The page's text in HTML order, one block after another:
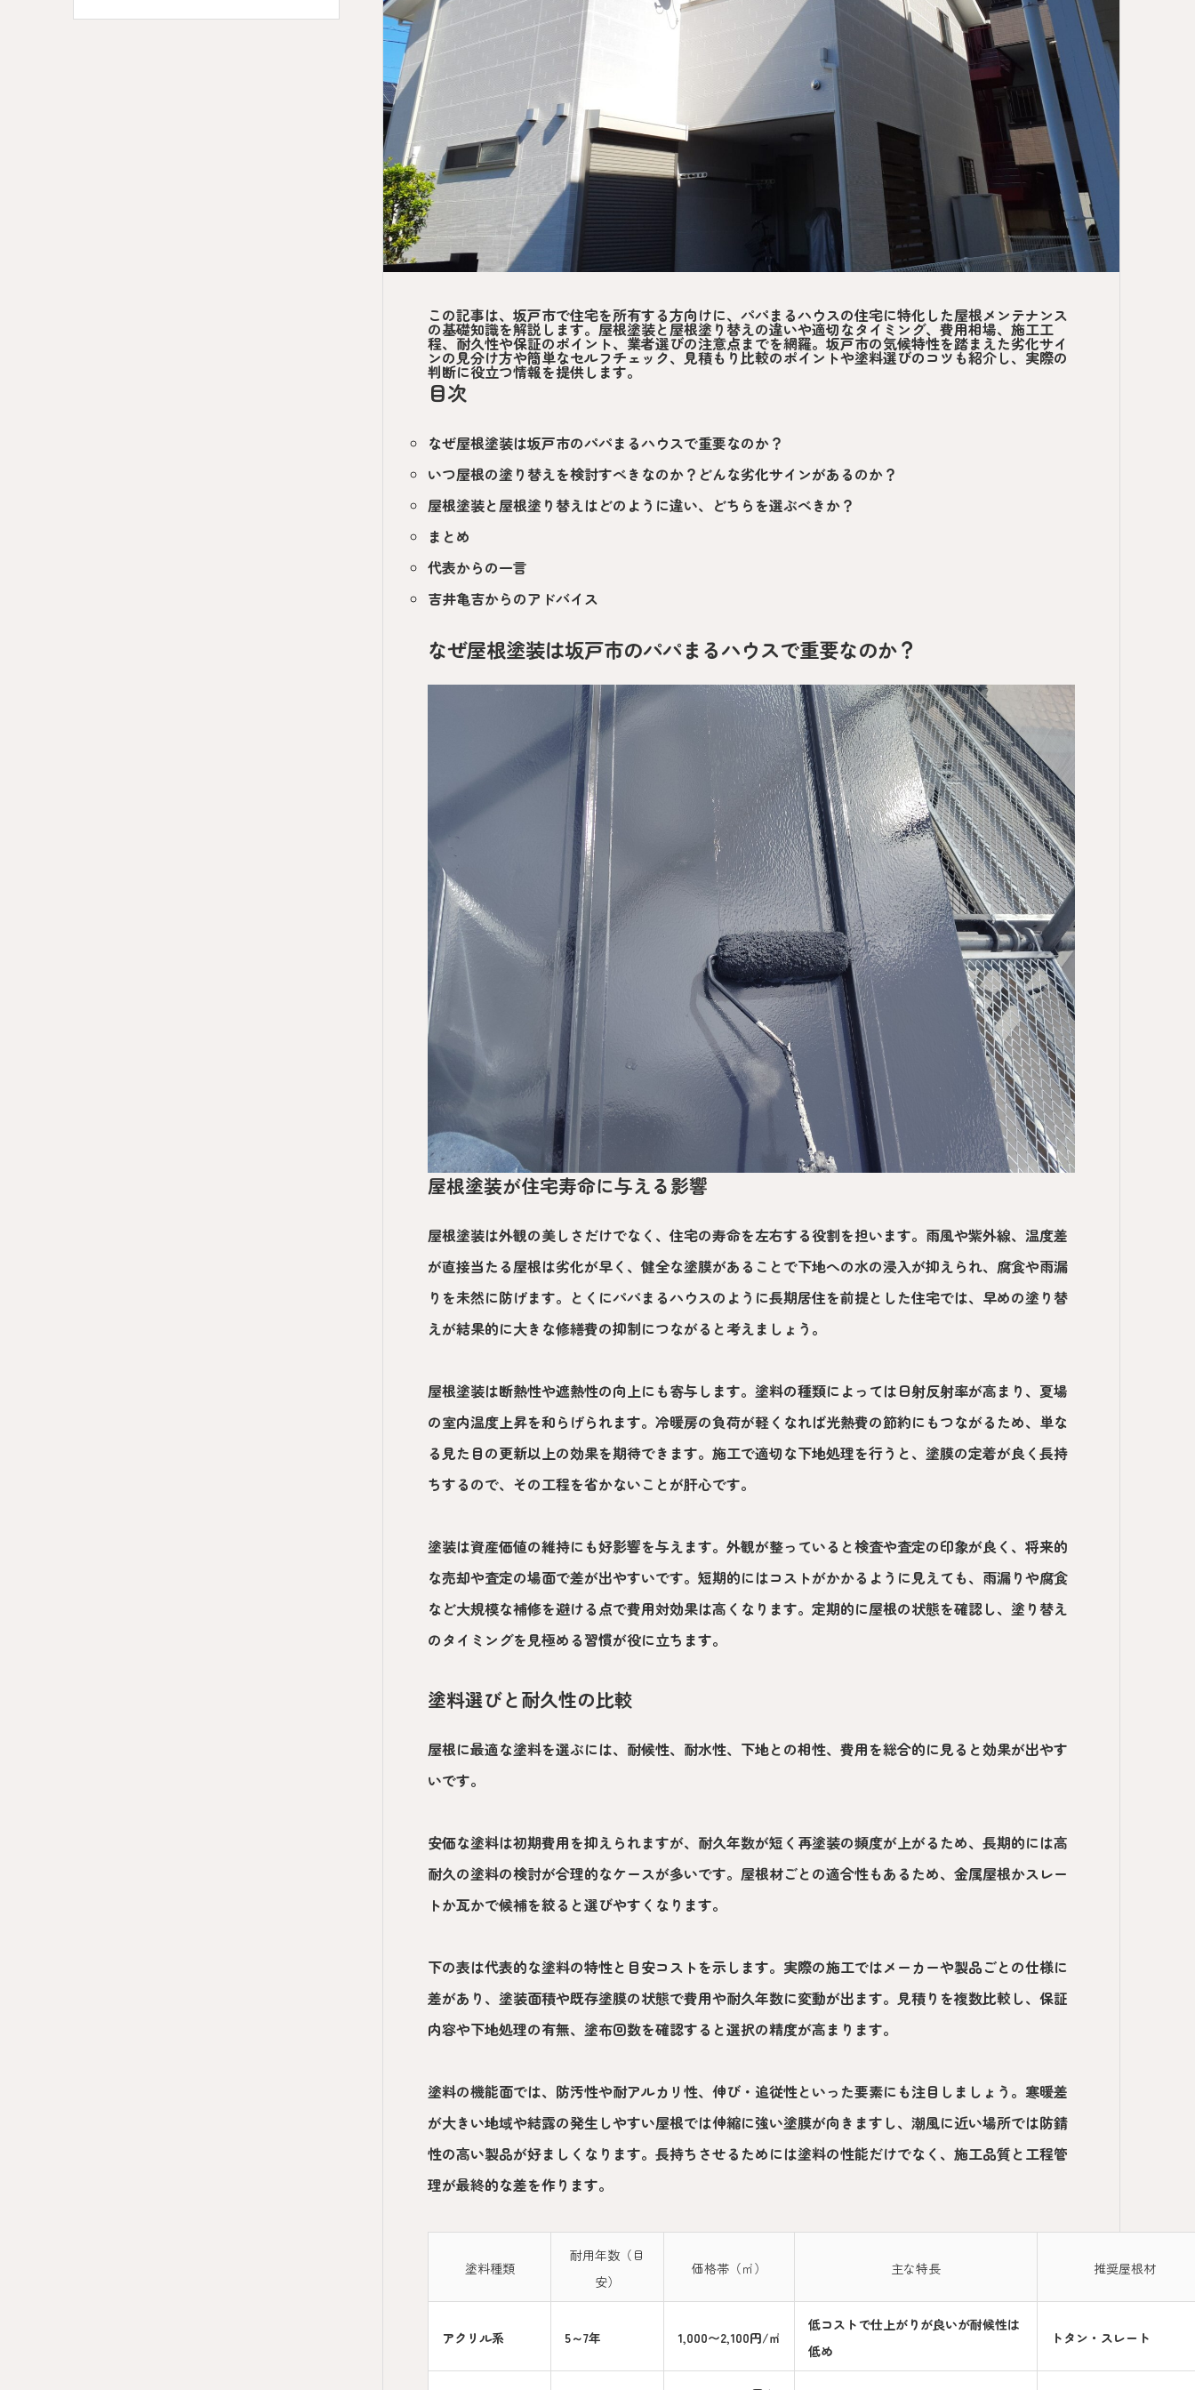
この記事は、坂戸市で住宅を所有する方向けに、パパまるハウスの住宅に特化した屋根メンテナンス
の基礎知識を解説します。屋根塗装と屋根塗り替えの違いや適切なタイミング、費用相場、施工工
程、耐久性や保証のポイント、業者選びの注意点までを網羅。坂戸市の気候特性を踏まえた劣化サイ
ンの見分け方や簡単なセルフチェック、見積もり比較のポイントや塗料選びのコツも紹介し、実際の
判断に役立つ情報を提供します。
目次
なぜ屋根塗装は坂戸市のパパまるハウスで重要なのか？
いつ屋根の塗り替えを検討すべきなのか？どんな劣化サインがあるのか？
屋根塗装と屋根塗り替えはどのように違い、どちらを選ぶべきか？
まとめ
代表からの一言
吉井亀吉からのアドバイス
なぜ屋根塗装は坂戸市のパパまるハウスで重要なのか？
屋根塗装が住宅寿命に与える影響
屋根塗装は外観の美しさだけでなく、住宅の寿命を左右する役割を担います。雨風や紫外線、温度差
が直接当たる屋根は劣化が早く、健全な塗膜があることで下地への水の浸入が抑えられ、腐食や雨漏
りを未然に防げます。とくにパパまるハウスのように長期居住を前提とした住宅では、早めの塗り替
えが結果的に大きな修繕費の抑制につながると考えましょう。
屋根塗装は断熱性や遮熱性の向上にも寄与します。塗料の種類によっては日射反射率が高まり、夏場
の室内温度上昇を和らげられます。冷暖房の負荷が軽くなれば光熱費の節約にもつながるため、単な
る見た目の更新以上の効果を期待できます。施工で適切な下地処理を行うと、塗膜の定着が良く長持
ちするので、その工程を省かないことが肝心です。
塗装は資産価値の維持にも好影響を与えます。外観が整っていると検査や査定の印象が良く、将来的
な売却や査定の場面で差が出やすいです。短期的にはコストがかかるように見えても、雨漏りや腐食
など大規模な補修を避ける点で費用対効果は高くなります。定期的に屋根の状態を確認し、塗り替え
のタイミングを見極める習慣が役に立ちます。
塗料選びと耐久性の比較
屋根に最適な塗料を選ぶには、耐候性、耐水性、下地との相性、費用を総合的に見ると効果が出やす
いです。
安価な塗料は初期費用を抑えられますが、耐久年数が短く再塗装の頻度が上がるため、長期的には高
耐久の塗料の検討が合理的なケースが多いです。屋根材ごとの適合性もあるため、金属屋根かスレー
トか瓦かで候補を絞ると選びやすくなります。
下の表は代表的な塗料の特性と目安コストを示します。実際の施工ではメーカーや製品ごとの仕様に
差があり、塗装面積や既存塗膜の状態で費用や耐久年数に変動が出ます。見積りを複数比較し、保証
内容や下地処理の有無、塗布回数を確認すると選択の精度が高まります。
塗料の機能面では、防汚性や耐アルカリ性、伸び・追従性といった要素にも注目しましょう。寒暖差
が大きい地域や結露の発生しやすい屋根では伸縮に強い塗膜が向きますし、潮風に近い場所では防錆
性の高い製品が好ましくなります。長持ちさせるためには塗料の性能だけでなく、施工品質と工程管
理が最終的な差を作ります。
塗料種類
耐用年数（目
安）
価格帯（㎡） 主な特長 推奨屋根材
アクリル系 5～7年 1,000〜2,100円/㎡
低コストで仕上がりが良いが耐候性は
低め
トタン・スレート